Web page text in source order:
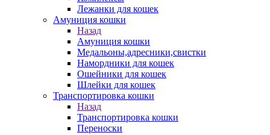
Лежанки для кошек
Амуниция кошки
Назад
Амуниция кошки
Медальоны,адресники,свистки
Намордники для кошек
Ошейники для кошек
Шлейки для кошек
Транспортировка кошки
Назад
Транспортировка кошки
Переноски